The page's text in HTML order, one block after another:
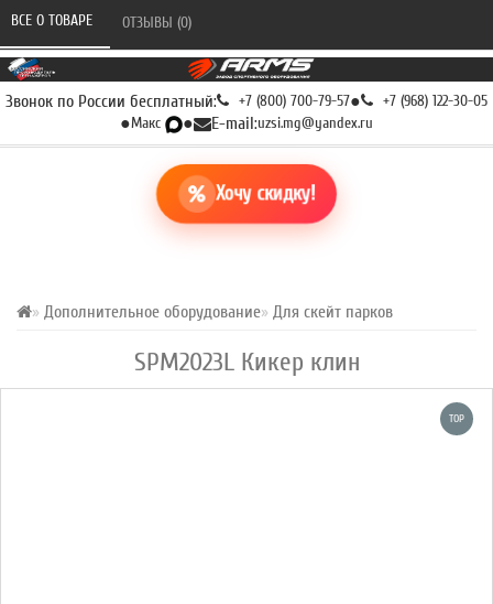
Звонок по России бесплатный: +7 (800) 700-79-57● +7 (968) 122-30-05
●Макс ● E-mail:uzsi.mg@yandex.ru
Хочу скидку!
Дополнительное оборудование Для скейт парков
SPM2023L Кикер клин
ВСЕ О ТОВАРЕ ОТЗЫВЫ (0)
TOP